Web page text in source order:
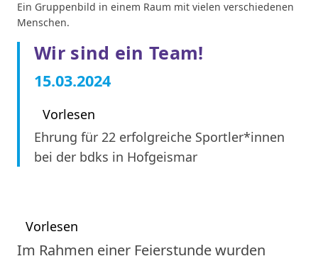
Ein Gruppenbild in einem Raum mit vielen verschiedenen
Menschen.
Wir sind ein Team!
15.03.2024
Vorlesen
Ehrung für 22 erfolgreiche Sportler*innen
bei der bdks in Hofgeismar
Vorlesen
Im Rahmen einer Feierstunde wurden